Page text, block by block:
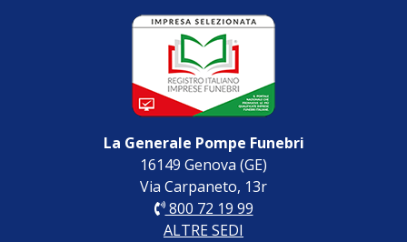
La Generale Pompe Funebri
16149 Genova (GE)
Via Carpaneto, 13r
800 72 19 99
ALTRE SEDI